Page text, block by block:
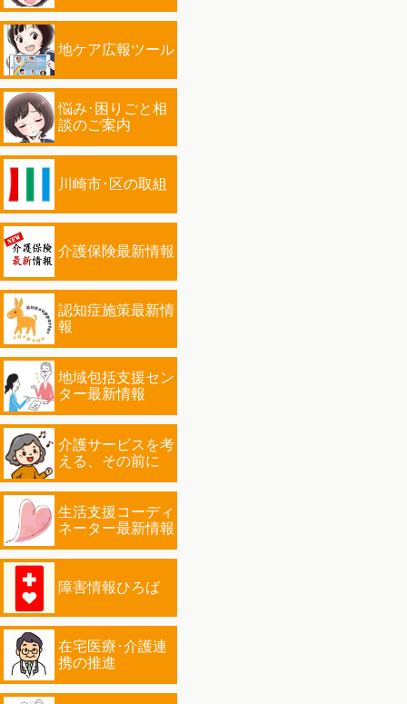
地ケア広報ツール
悩み･困りごと相
談のご案内
川崎市･区の取組
介護保険最新情報
認知症施策最新情
報
地域包括支援セン
ター最新情報
介護サービスを考
える、その前に
生活支援コーディ
ネーター最新情報
障害情報ひろば
在宅医療･介護連
携の推進